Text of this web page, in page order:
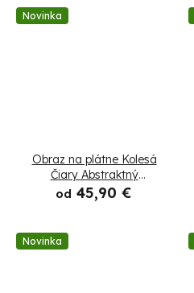
Novinka
Obraz na plátne Kolesá
Čiary Abstraktný
minimalizmus
od 45,90 €
Novinka